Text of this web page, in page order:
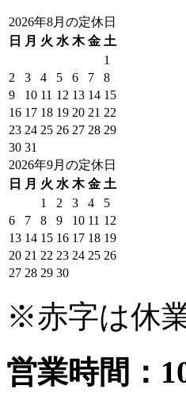
2026年8月の定休日
日
月 火 水 木 金 土
1
2
3 4 5 6 7
8
9
10 11 12 13 14 15
16 17 18 19 20 21 22
23 24 25 26 27 28 29
30 31
2026年9月の定休日
日
月 火 水 木 金 土
1
2 3 4
5
6
7 8 9 10 11 12
13 14 15 16 17 18 19
20 21 22 23 24 25 26
27 28 29 30
※赤字は休
営業時間：